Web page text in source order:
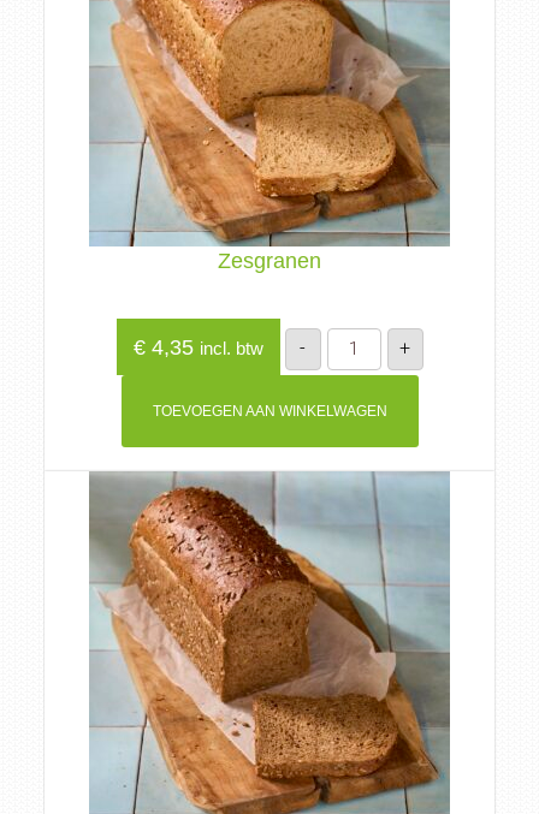
Zesgranen
€4,35 incl. btw -
Zesgranen
aantal
+
TOEVOEGEN AAN WINKELWAGEN